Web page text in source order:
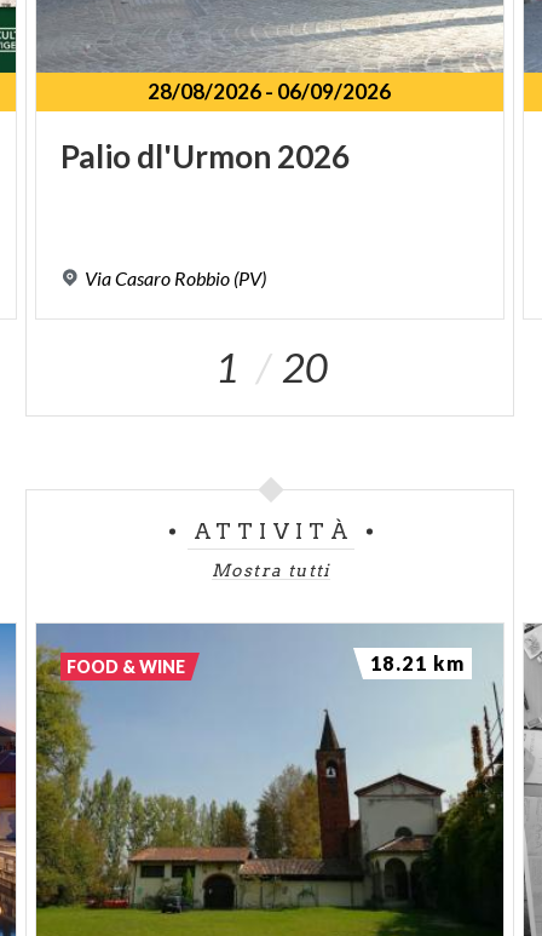
28/08/2026- 06/09/2026
Paliodl'Urmon 2026
ViaCasaro Robbio (PV)
1 20
ATTIVITÀ
Mostra tutti
FOOD & WINE 18.21 km